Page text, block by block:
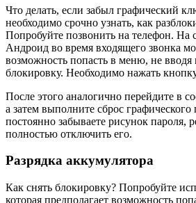
Что делать, если забыл графический
необходимо срочно узнать, как
Попробуйте позвонить на телефон. На
Андроид во время входящего звонка
возможность попасть в меню, не вводя
блокировку. Необходимо нажать
После этого аналогично перейдите в
а затем выполните сброс
постоянно забываете рисунок пароля,
полностью отключить его.
Разрядка аккумулятора
Как снять блокировку? Попробуйте
которая предполагает возможность